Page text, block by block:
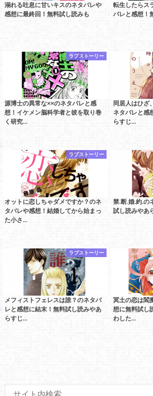
溺れる吐息に甘いキスのネタバレや
感想に最終回！無料試し読みも
転生したらス
バレと感想！
ラブストーリー
源博士の異常な××のネタバレと感
想！イケメン脳科学者と彼を取り巻
く研究…
同居人はひざ
ネタバレと感
らすじ…
ラブストーリー
オットに恋しちゃダメですか？のネ
タバレや感想！結婚してから始まっ
た小さ…
禁.断.婚.約.の
試し読みやあ
ラブストーリー
メフィストフェレスは誰？のネタバ
レと感想に結末！無料試し読みやあ
らすじ…
冥土の恋は閻
想に無料試し
わした…